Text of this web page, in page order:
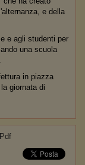
e della
e agli studenti per
una scuola
in piazza
giornata di
Pdf